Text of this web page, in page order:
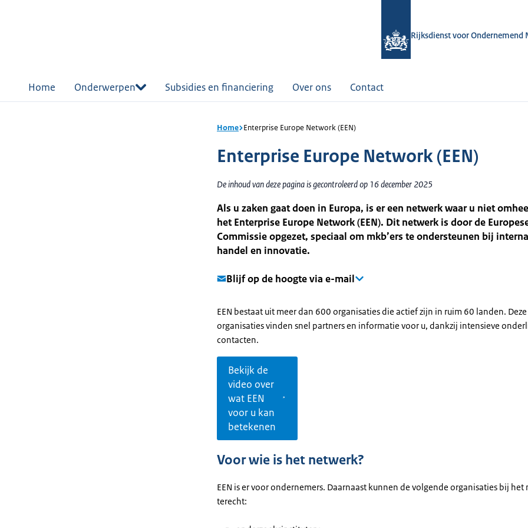
Rijksdienst voor Ondernemend
Home Onderwerpen Subsidies en financiering Over ons Contact
Home Enterprise Europe Network (EEN)
Enterprise Europe Network (EEN)
De inhoud van deze pagina is gecontroleerd op 16 december 2025
Als u zaken gaat doen in Europa, is er een netwerk waar u niet
het Enterprise Europe Network (EEN). Dit netwerk is door de
Commissie opgezet, speciaal om mkb’ers te ondersteunen bij
handel en innovatie.
Blijf op de hoogte via e-mail
EEN bestaat uit meer dan 600 organisaties die actief zijn in ruim 60 landen. Deze
organisaties vinden snel partners en informatie voor u, dankzij intensieve
contacten.
Bekijk de
video over
wat EEN
voor u kan
betekenen
Voor wie is het netwerk?
EEN is er voor ondernemers. Daarnaast kunnen de volgende organisaties bij het
terecht: